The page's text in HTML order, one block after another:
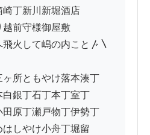
丁新川新堀酒店
前守様御屋敷
火して嶋の内こと〴〵
所ともやけ落本湊丁
銀丁石丁本丁室丁
原丁瀬戸物丁伊勢丁
しやけ小舟丁堀留